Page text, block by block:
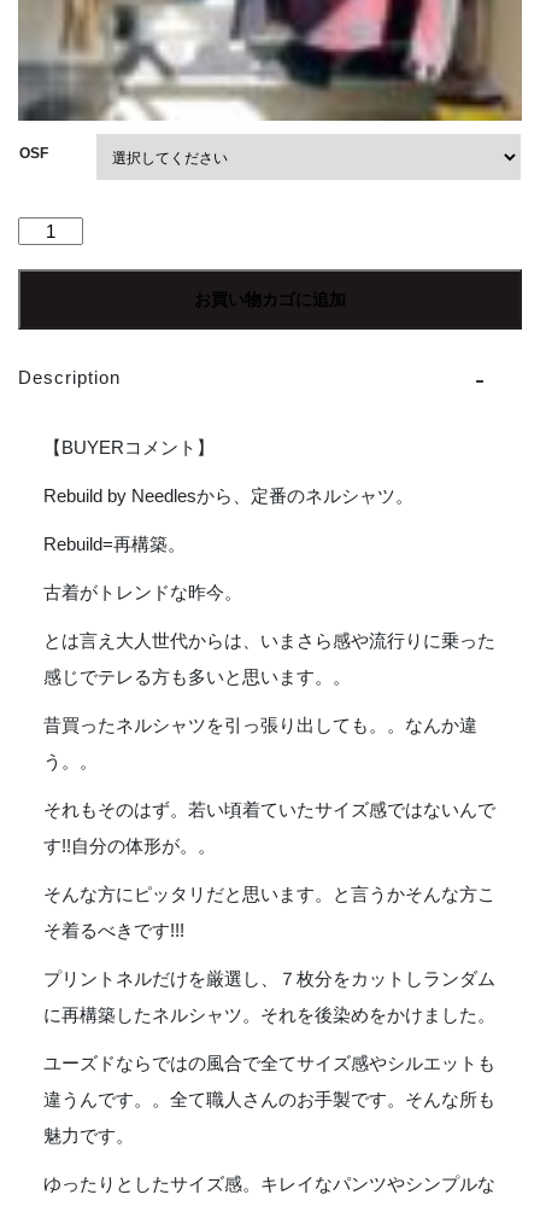
OSF
【Unisex】
|
ビ
Flannel
Shirt
Wide
Over
Dye
BROWN
お買い物カゴに追加
Description
【BUYERコメント】
Rebuild by Needlesから、定番のネルシャツ。
Rebuild=再構築。
古着がトレンドな昨今。
とは言え大人世代からは、いまさら感や流行りに乗った
感じでテレる方も多いと思います。。
昔買ったネルシャツを引っ張り出しても。。なんか違
う。。
それもそのはず。若い頃着ていたサイズ感ではないんで
す!!自分の体形が。。
そんな方にピッタリだと思います。と言うかそんな方こ
そ着るべきです!!!
プリントネルだけを厳選し、７枚分をカットしランダム
に再構築したネルシャツ。それを後染めをかけました。
ユーズドならではの風合で全てサイズ感やシルエットも
違うんです。。全て職人さんのお手製です。そんな所も
魅力です。
ゆったりとしたサイズ感。キレイなパンツやシンプルな